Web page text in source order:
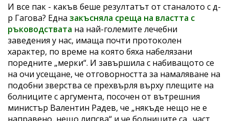
И все пак - какъв беше резултатът от станалото с д-
р Гагова? Една закъсняла среща на властта с
ръководствата на най-големите лечебни
заведения у нас, имаща почти протоколен
характер, по време на която бяха набелязани
поредните „мерки“. И завършила с набиващото се
на очи усещане, че отговорността за намаляване на
подобни зверства се прехвърля върху плещите на
болниците с аргумента, посочен от вътрешния
министър Валентин Радев, че „някъде нещо не е